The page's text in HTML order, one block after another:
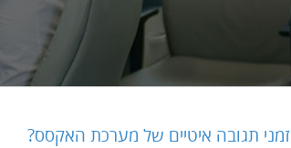
זמני תגובה איטיים של מערכת האקסס?